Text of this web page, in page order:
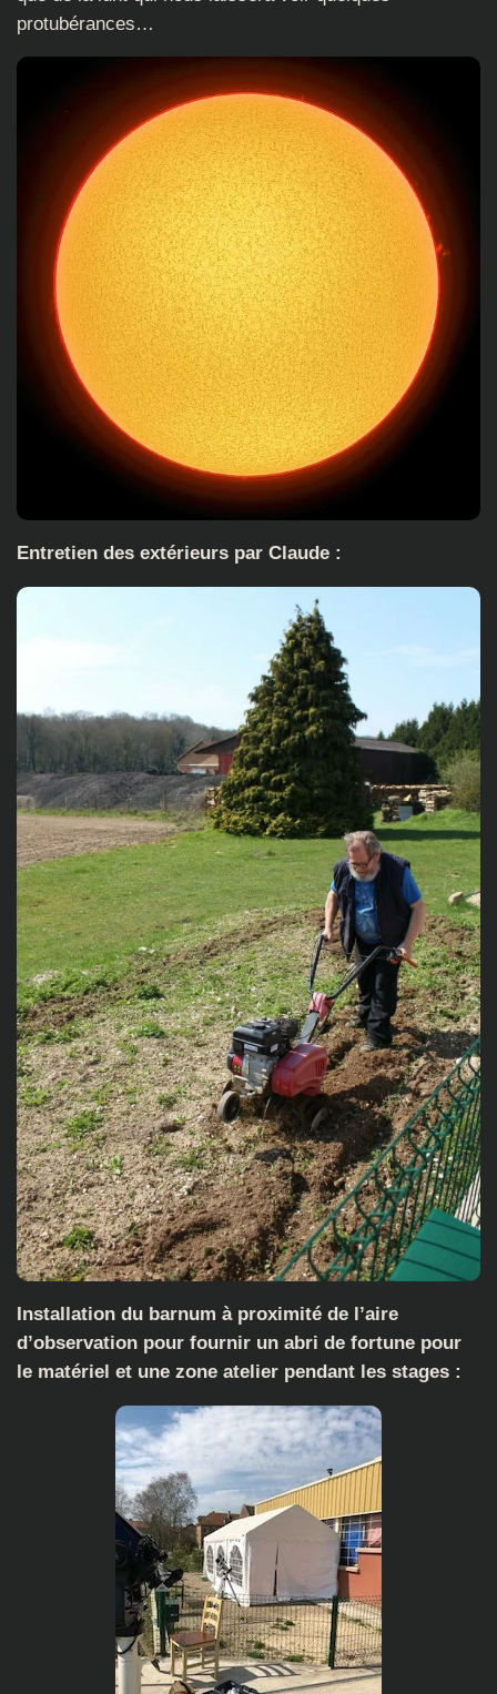
protubérances…
Entretien des extérieurs par Claude :
Installation du barnum à proximité de l’aire
d’observation pour fournir un abri de fortune pour
le matériel et une zone atelier pendant les stages :